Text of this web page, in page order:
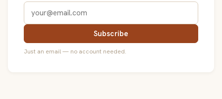
Subscribe
Just an email — no account needed.